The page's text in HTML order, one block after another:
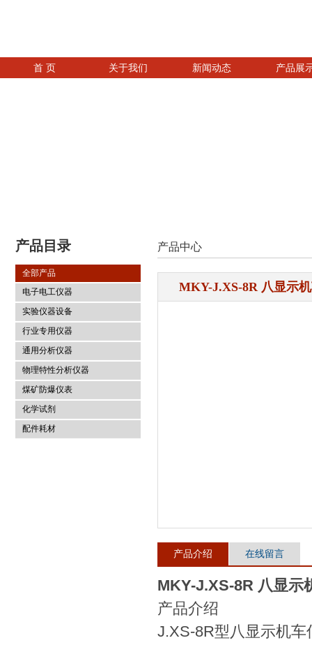
麦科仪（北京）科技有限公司
首 页 关于我们 新闻动态 产品展
产品目录
全部产品
电子电工仪器
实验仪器设备
行业专用仪器
通用分析仪器
物理特性分析仪器
煤矿防爆仪表
化学试剂
配件耗材
产品中心
MKY-J.XS-8R 八显示
产品介绍 在线留言
MKY-J.XS-8R 八显示
产品介绍
J.XS-8R型八显示机